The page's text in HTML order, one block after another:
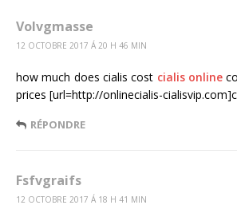
Volvgmasse
12 OCTOBRE 2017 Á 20 H 46 MIN
how much does cialis cost cialis online
prices [url=http://onlinecialis-
RÉPONDRE
Fsfvgraifs
12 OCTOBRE 2017 Á 18 H 41 MIN